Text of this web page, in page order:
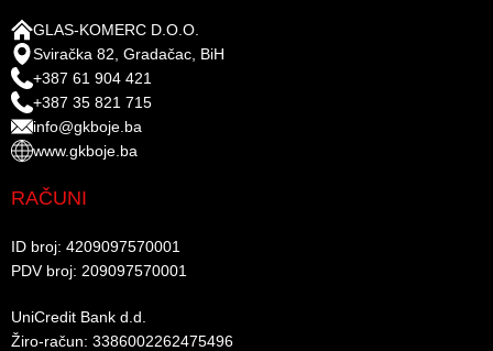
GLAS-KOMERC D.O.O.
Sviračka 82, Gradačac, BiH
+387 61 904 421
+387 35 821 715
info@gkboje.ba
www.gkboje.ba
RAČUNI
ID broj: 4209097570001​
PDV broj: 209097570001 ​
UniCredit Bank d.d.​
Žiro-račun: 3386002262475496​​